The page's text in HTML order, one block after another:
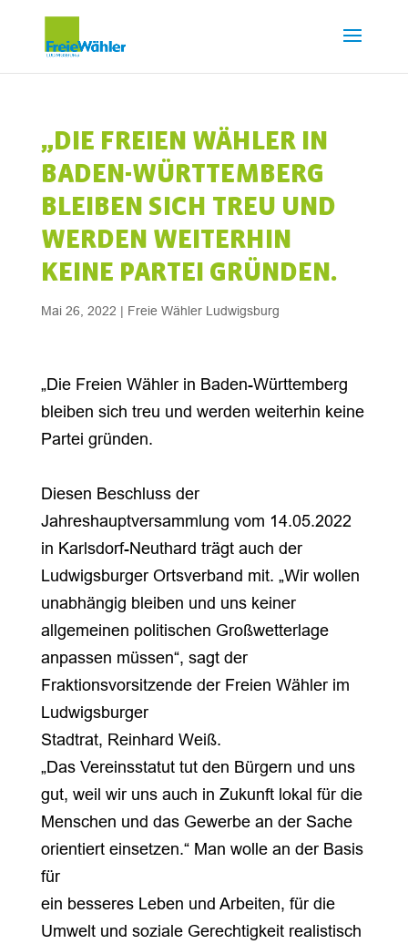
„DIE FREIEN WÄHLER IN
BADEN-WÜRTTEMBERG
BLEIBEN SICH TREU UND
WERDEN WEITERHIN
KEINE PARTEI GRÜNDEN.
Mai 26, 2022 | Freie Wähler Ludwigsburg
„Die Freien Wähler in Baden-Württemberg
bleiben sich treu und werden weiterhin keine
Partei gründen.
Diesen Beschluss der
Jahreshauptversammlung vom 14.05.2022
in Karlsdorf-Neuthard trägt auch der
Ludwigsburger Ortsverband mit. „Wir wollen
unabhängig bleiben und uns keiner
allgemeinen politischen Großwetterlage
anpassen müssen“, sagt der
Fraktionsvorsitzende der Freien Wähler im
Ludwigsburger
Stadtrat, Reinhard Weiß.
„Das Vereinsstatut tut den Bürgern und uns
gut, weil wir uns auch in Zukunft lokal für die
Menschen und das Gewerbe an der Sache
orientiert einsetzen.“ Man wolle an der Basis
für
ein besseres Leben und Arbeiten, für die
Umwelt und soziale Gerechtigkeit realistisch